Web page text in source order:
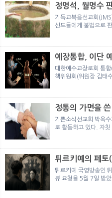
정명석, 월명수
기독교복음선교회
신도들에게 불법으로
예장통합, 이단
대한예수교장로회 통
책위원회(위원장 김태
정통의 가면을
기쁜소식선교회 박옥
로 활동하고 있다. 자칫
튀르키예의 페토
튀르키예 국영방송인
뷰 요청을 5월 7일 받